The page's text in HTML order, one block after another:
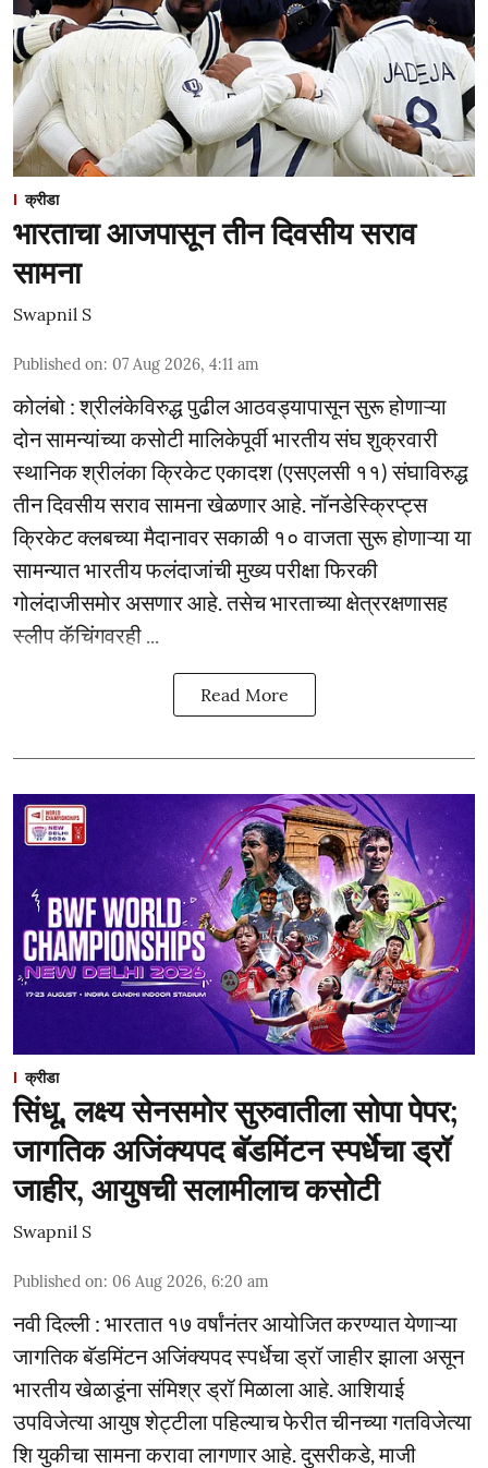
क्रीडा
भारताचा आजपासून तीन दिवसीय सराव
सामना
Swapnil S
Published on: 07 Aug 2026, 4:11 am
कोलंबो : श्रीलंकेविरुद्ध पुढील आठवड्यापासून सुरू होणाऱ्या
दोन सामन्यांच्या कसोटी मालिकेपूर्वी भारतीय संघ शुक्रवारी
स्थानिक श्रीलंका क्रिकेट एकादश (एसएलसी ११) संघाविरुद्ध
तीन दिवसीय सराव सामना खेळणार आहे. नॉनडेस्क्रिप्ट्स
क्रिकेट क्लबच्या मैदानावर सकाळी १० वाजता सुरू होणाऱ्या या
सामन्यात भारतीय फलंदाजांची मुख्य परीक्षा फिरकी
गोलंदाजीसमोर असणार आहे. तसेच भारताच्या क्षेत्ररक्षणासह
स्लीप कॅचिंगवरही ...
Read More
क्रीडा
सिंधू, लक्ष्य सेनसमोर सुरुवातीला सोपा पेपर;
जागतिक अजिंक्यपद बॅडमिंटन स्पर्धेचा ड्रॉ
जाहीर, आयुषची सलामीलाच कसोटी
Swapnil S
Published on: 06 Aug 2026, 6:20 am
नवी दिल्ली : भारतात १७ वर्षांनंतर आयोजित करण्यात येणाऱ्या
जागतिक बॅडमिंटन अजिंक्यपद स्पर्धेचा ड्रॉ जाहीर झाला असून
भारतीय खेळाडूंना संमिश्र ड्रॉ मिळाला आहे. आशियाई
उपविजेत्या आयुष शेट्टीला पहिल्याच फेरीत चीनच्या गतविजेत्या
शि युकीचा सामना करावा लागणार आहे. दुसरीकडे, माजी